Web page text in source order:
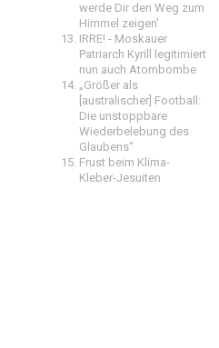
werde Dir den Weg zum
Himmel zeigen'
IRRE! - Moskauer
Patriarch Kyrill legitimiert
nun auch Atombombe
„Größer als
[australischer] Football:
Die unstoppbare
Wiederbelebung des
Glaubens“
Frust beim Klima-
Kleber-Jesuiten